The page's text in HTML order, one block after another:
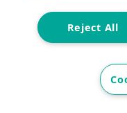
Con la
Reject All